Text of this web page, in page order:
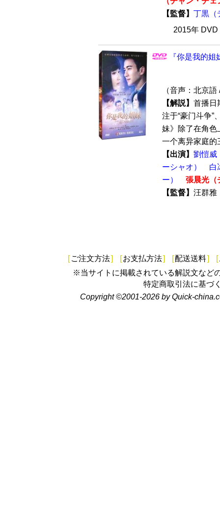
【監督】 丁黒（
2015年
『你是我的
（音声：北京
【解説】 首播日
注于“豪门斗争”
妹》除了在角色
一个离异家庭的
【出演】 劉愷威
ーシャオ）
白
ー）
張晨光（
【監督】 汪群
[ ご注文方法] [お支払方法] [配送送料] [
※当サイトに掲載されている解説文など
特定商取引法に基づ
Copyright ©2001-2026 by Quick-